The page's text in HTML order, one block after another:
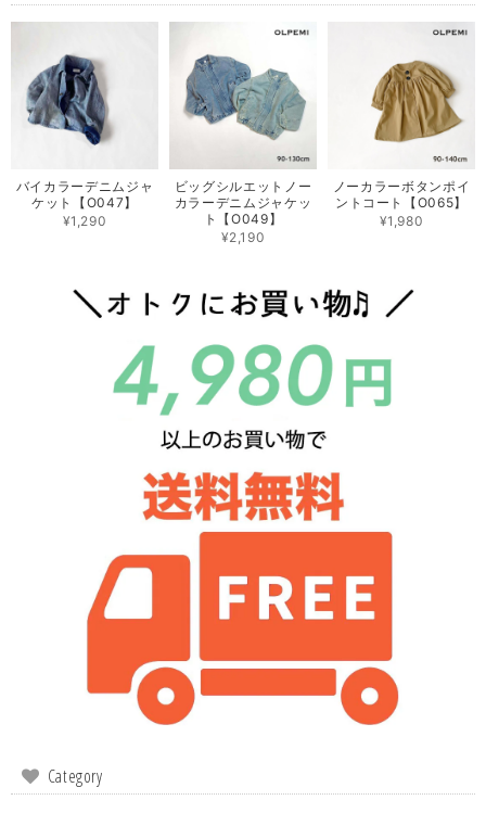
バイカラーデニムジャ
ケット【O047】
¥1,290
ビッグシルエットノー
カラーデニムジャケッ
ト【O049】
¥2,190
ノーカラーボタンポイ
ントコート【O065】
¥1,980
Category